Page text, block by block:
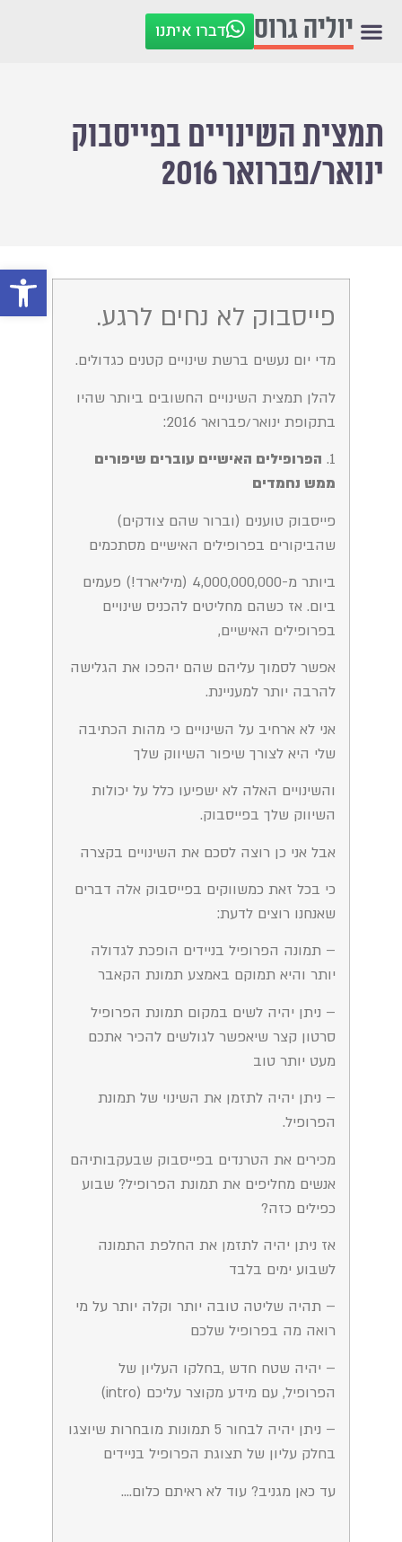
פתח
יוליה גרוס דברו איתנו
תמצית השינויים בפייסבוק
ינואר/פברואר 2016
פייסבוק לא נחים לרגע.
מדי יום נעשים ברשת שינויים קטנים כגדולים.
להלן תמצית השינויים החשובים ביותר שהיו
בתקופת ינואר/פברואר 2016:
1. הפרופילים האישיים עוברים שיפורים
ממש נחמדים
פייסבוק טוענים (וברור שהם צודקים)
שהביקורים בפרופילים האישיים מסתכמים
ביותר מ-4,000,000,000 (מיליארד!) פעמים
ביום. אז כשהם מחליטים להכניס שינויים
בפרופילים האישיים,
אפשר לסמוך עליהם שהם יהפכו את הגלישה
להרבה יותר למעניינת.
אני לא ארחיב על השינויים כי מהות הכתיבה
שלי היא לצורך שיפור השיווק שלך
והשינויים האלה לא ישפיעו כלל על יכולות
השיווק שלך בפייסבוק.
אבל אני כן רוצה לסכם את השינויים בקצרה
כי בכל זאת כמשווקים בפייסבוק אלה דברים
שאנחנו רוצים לדעת:
– תמונה הפרופיל בניידים הופכת לגדולה
יותר והיא תמוקם באמצע תמונת הקאבר
– ניתן יהיה לשים במקום תמונת הפרופיל
סרטון קצר שיאפשר לגולשים להכיר אתכם
מעט יותר טוב
– ניתן יהיה לתזמן את השינוי של תמונת
הפרופיל.
מכירים את הטרנדים בפייסבוק שבעקבותיהם
אנשים מחליפים את תמונת הפרופיל? שבוע
כפילים כזה?
אז ניתן יהיה לתזמן את החלפת התמונה
לשבוע ימים בלבד
– תהיה שליטה טובה יותר וקלה יותר על מי
רואה מה בפרופיל שלכם
– יהיה שטח חדש ,בחלקו העליון של
הפרופיל, עם מידע מקוצר עליכם (intro)
– ניתן יהיה לבחור 5 תמונות מובחרות שיוצגו
בחלק עליון של תצוגת הפרופיל בניידים
עד כאן מגניב? עוד לא ראיתם כלום….